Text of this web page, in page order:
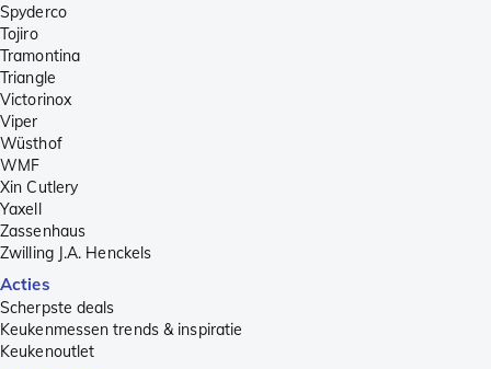
Spyderco
Tojiro
Tramontina
Triangle
Victorinox
Viper
Wüsthof
WMF
Xin Cutlery
Yaxell
Zassenhaus
Zwilling J.A. Henckels
Acties
Scherpste deals
Keukenmessen trends & inspiratie
Keukenoutlet